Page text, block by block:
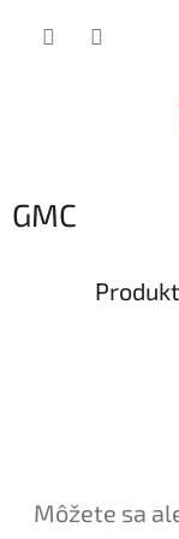
GMC
Môžete sa